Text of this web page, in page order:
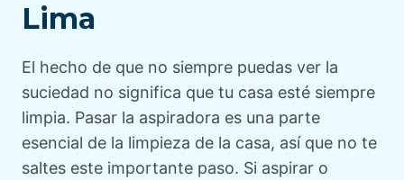
Lima
El hecho de que no siempre puedas ver la
suciedad no significa que tu casa esté siempre
limpia. Pasar la aspiradora es una parte
esencial de la limpieza de la casa, así que no te
saltes este importante paso. Si aspirar o